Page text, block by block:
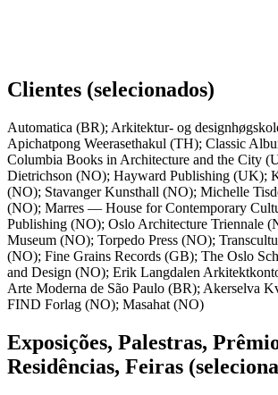
Clientes (selecionados)
Automatica (BR); Arkitektur- og
Apichatpong Weerasethakul (TH); Classic
Columbia Books in Architecture and the City
Dietrichson (NO); Hayward Publishing (UK);
(NO); Stavanger Kunsthall (NO); Michelle
(NO); Marres — House for Contemporary
Publishing (NO); Oslo Architecture Triennale
Museum (NO); Torpedo Press (NO);
(NO); Fine Grains Records (GB); The Oslo
and Design (NO); Erik Langdalen
Arte Moderna de São Paulo (BR); Akerselva
FIND Forlag (NO); Masahat (NO)
Exposições, Palestras,
Residências, Feiras